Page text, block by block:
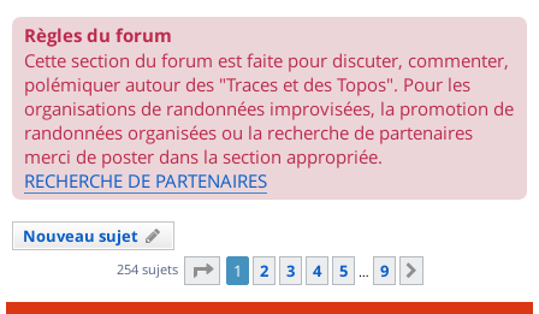
Règles du forum
Cette section du forum est faite pour discuter, commenter,
polémiquer autour des "Traces et des Topos". Pour les
organisations de randonnées improvisées, la promotion de
randonnées organisées ou la recherche de partenaires
merci de poster dans la section appropriée.
RECHERCHE DE PARTENAIRES
Nouveau sujet
254 sujets Page 1sur
1 2 3 4 5 … 9